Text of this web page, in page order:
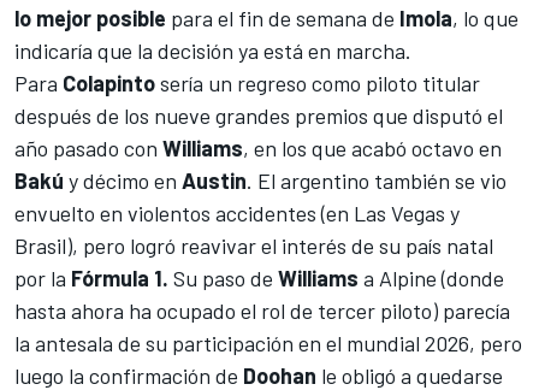
lo mejor posible para el fin de semana de Imola, lo que
indicaría que la decisión ya está en marcha.
Para Colapintosería un regreso como piloto titular
después de los nueve grandes premios que disputó el
año pasado con Williams, en los que acabó octavo en
Bakú y décimo en Austin. El argentino también se vio
envuelto en violentos accidentes (en Las Vegas y
Brasil), pero logró reavivar el interés de su país natal
por la Fórmula 1. Su paso de Williams a Alpine (donde
hasta ahora ha ocupado el rol de tercer piloto) parecía
la antesala de su participación en el mundial 2026, pero
luego la confirmación de Doohan le obligó a quedarse